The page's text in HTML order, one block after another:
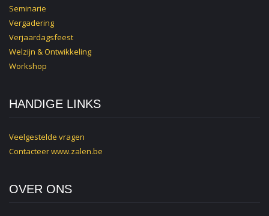
Seminarie
Vergadering
Verjaardagsfeest
Welzijn & Ontwikkeling
Workshop
HANDIGE LINKS
Veelgestelde vragen
Contacteerwww.zalen.be
OVER ONS